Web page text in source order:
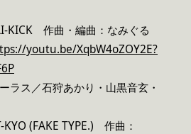
KICK 作曲・編曲：なみぐる
youtu.be/XqbW4oZOY2E?
ラス／石狩あかり・山黒音玄・
(FAKE TYPE.) 作曲：